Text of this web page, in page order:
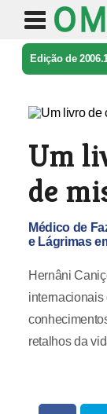
Edição de
Um
de
Médico de
e Lágrimas
Hernâni
retalhos da